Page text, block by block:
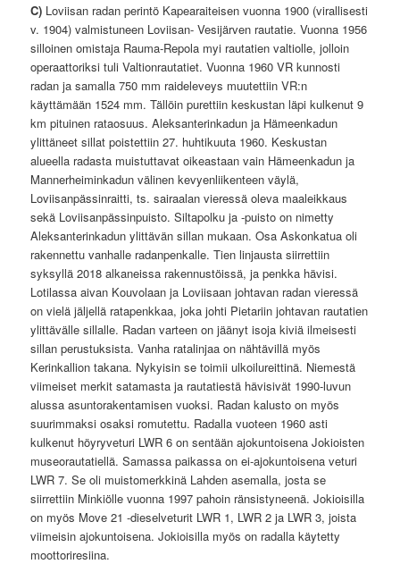
C) Loviisan radan perintö Kapearaiteisen vuonna 1900 (virallisesti
v. 1904) valmistuneen Loviisan- Vesijärven rautatie. Vuonna 1956
silloinen omistaja Rauma-Repola myi rautatien valtiolle, jolloin
operaattoriksi tuli Valtionrautatiet. Vuonna 1960 VR kunnosti
radan ja samalla 750 mm raideleveys muutettiin VR:n
käyttämään 1524 mm. Tällöin purettiin keskustan läpi kulkenut 9
km pituinen rataosuus. Aleksanterinkadun ja Hämeenkadun
ylittäneet sillat poistettiin 27. huhtikuuta 1960. Keskustan
alueella radasta muistuttavat oikeastaan vain Hämeenkadun ja
Mannerheiminkadun välinen kevyenliikenteen väylä,
Loviisanpässinraitti, ts. sairaalan vieressä oleva maaleikkaus
sekä Loviisanpässinpuisto. Siltapolku ja -puisto on nimetty
Aleksanterinkadun ylittävän sillan mukaan. Osa Askonkatua oli
rakennettu vanhalle radanpenkalle. Tien linjausta siirrettiin
syksyllä 2018 alkaneissa rakennustöissä, ja penkka hävisi.
Lotilassa aivan Kouvolaan ja Loviisaan johtavan radan vieressä
on vielä jäljellä ratapenkkaa, joka johti Pietariin johtavan rautatien
ylittävälle sillalle. Radan varteen on jäänyt isoja kiviä ilmeisesti
sillan perustuksista. Vanha ratalinjaa on nähtävillä myös
Kerinkallion takana. Nykyisin se toimii ulkoilureittinä. Niemestä
viimeiset merkit satamasta ja rautatiestä hävisivät 1990-luvun
alussa asuntorakentamisen vuoksi. Radan kalusto on myös
suurimmaksi osaksi romutettu. Radalla vuoteen 1960 asti
kulkenut höyryveturi LWR 6 on sentään ajokuntoisena Jokioisten
museorautatiellä. Samassa paikassa on ei-ajokuntoisena veturi
LWR 7. Se oli muistomerkkinä Lahden asemalla, josta se
siirrettiin Minkiölle vuonna 1997 pahoin ränsistyneenä. Jokioisilla
on myös Move 21 -dieselveturit LWR 1, LWR 2 ja LWR 3, joista
viimeisin ajokuntoisena. Jokioisilla myös on radalla käytetty
moottoriresiina.